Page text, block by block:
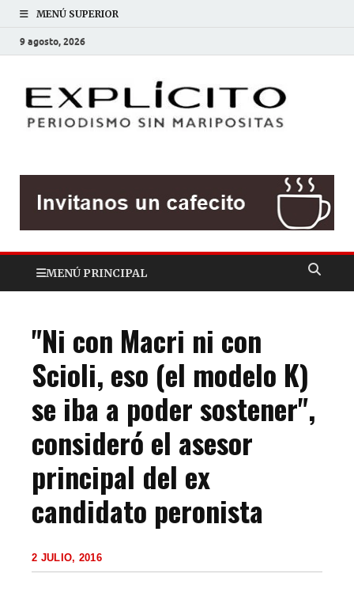
MENÚ SUPERIOR
9 agosto, 2026
MENÚ PRINCIPAL
"Ni con Macri ni con
Scioli, eso (el modelo K)
se iba a poder sostener",
consideró el asesor
principal del ex
candidato peronista
2 JULIO, 2016